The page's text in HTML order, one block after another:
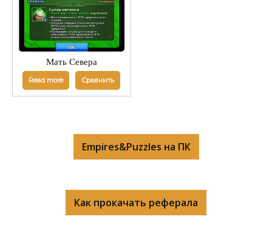
Мать Севера
Read more Сравнить
Empires&Puzzles на ПК
Как прокачать реферала